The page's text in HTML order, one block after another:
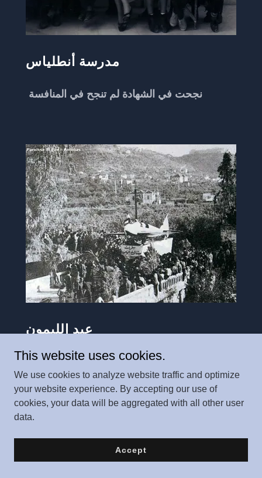
مدرسة أنطلياس
نجحت في الشهادة لم تنجح في المنافسة
عيد الليمون
This website uses cookies.
We use cookies to analyze website traffic and optimize
your website experience. By accepting our use of
cookies, your data will be aggregated with all other user
data.
Accept